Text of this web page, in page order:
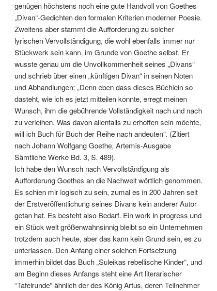
genügen höchstens noch eine gute Handvoll von Goethes
„Divan“-Gedichten den formalen Kriterien moderner Poesie.
Zweitens aber stammt die Aufforderung zu solcher
lyrischen Vervollständigung, die wohl ebenfalls immer nur
Stückwerk sein kann, im Grunde von Goethe selbst. Er
wusste genau um die Unvollkommenheit seines „Divans“
und schrieb über einen „künftigen Divan“ in seinen Noten
und Abhandlungen: „Denn eben dass dieses Büchlein so
dasteht, wie ich es jetzt mitteilen konnte, erregt meinen
Wunsch, ihm die gebührende Vollständigkeit nach und nach
zu verleihen. Was davon allenfalls zu erhoffen sein möchte,
will ich Buch für Buch der Reihe nach andeuten“. (Zitiert
nach Johann Wolfgang Goethe, Artemis-Ausgabe
Sämtliche Werke Bd. 3, S. 489).
Ich habe den Wunsch nach Vervollständigung als
Aufforderung Goethes an die Nachwelt wörtlich genommen.
Es schien mir logisch zu sein, zumal es in 200 Jahren seit
der Erstveröffentlichung seines Divans kein anderer Autor
getan hat. Es besteht also Bedarf. Ein work in progress und
ein Stück weit größenwahnsinnig bleibt so ein Unternehmen
trotzdem auch heute, aber das kann kein Grund sein, es zu
unterlassen. Den Anfang einer solchen Fortsetzung
immerhin bildet das Buch „Suleikas rebellische Kinder“, und
am Beginn dieses Anfangs steht eine Art literarischer
“Tafelrunde” ähnlich der des König Artus, deren Teilnehmer